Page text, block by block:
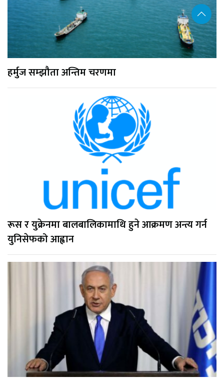
हर्मुज सम्झौता अन्तिम चरणमा
रूस र युक्रेनमा बालबालिकामाथि हुने आक्रमण अन्त्य गर्न
युनिसेफको आह्वान